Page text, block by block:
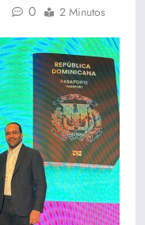
0 2 Minutos